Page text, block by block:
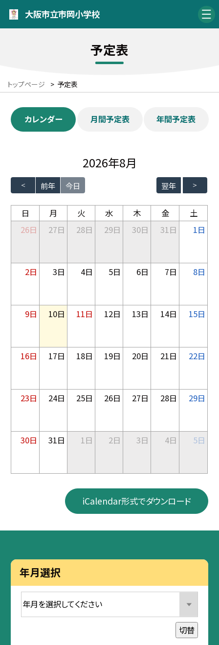
大阪市立市岡小学校
予定表
トップページ > 予定表
カレンダー 月間予定表 年間予定表
前年 今日
2026年8月
翌年
日 月 火 水 木 金
土
26日
27日 28日 29日 30日 31日 1日
2日 3日 4日 5日 6日 7日 8日
9日 10日 11日 12日 13日 14日 15日
16日 17日 18日 19日 20日 21日 22日
23日 24日 25日 26日 27日 28日 29日
30日 31日 1日 2日 3日 4日 5日
iCalendar形式でダウンロード
年月選択
切替